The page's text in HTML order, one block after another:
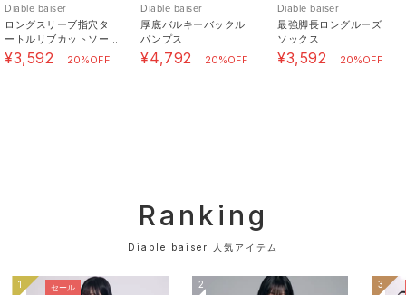
ファー等に色移りすることがありますのでご注意下さ
い。
・他のものと一緒に洗わないで下さい。
【お買い物をよりお楽しみいただく為に】
Diable baiser
ロングスリーブ指穴タ
ートルリブカットソー
トップス
¥3,592 20%OFF
Diable baiser
厚底バルキーバックル
パンプス
¥4,792 20%OFF
Diable baiser
最強脚長ロングルーズ
ソックス
¥3,592 20%OFF
Ranking
Diable baiser 人気アイテム
1 セール 2 3